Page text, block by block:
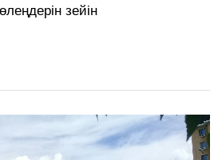
зейін